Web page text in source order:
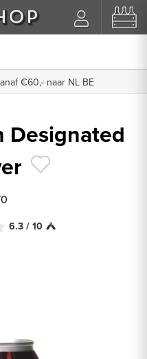
€60,- naar NL BE
Designated
6.3 / 10